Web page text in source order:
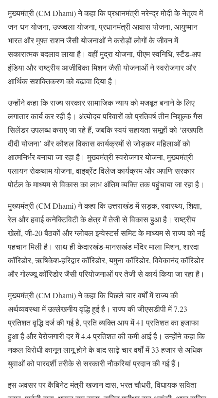
मुख्यमंत्री (CM Dhami) ने कहा कि प्रधानमंत्री नरेन्द्र मोदी के नेतृत्व में
जन-धन योजना, उज्ज्वला योजना, प्रधानमंत्री आवास योजना, आयुष्मान
भारत और मुफ्त राशन जैसी योजनाओं ने करोड़ों लोगों के जीवन में
सकारात्मक बदलाव लाया है। वहीं मुद्रा योजना, पीएम स्वनिधि, स्टैंड-अप
इंडिया और राष्ट्रीय आजीविका मिशन जैसी योजनाओं ने स्वरोजगार और
आर्थिक सशक्तिकरण को बढ़ावा दिया है।
उन्होंने कहा कि राज्य सरकार सामाजिक न्याय को मजबूत बनाने के लिए
लगातार कार्य कर रही है। अंत्योदय परिवारों को प्रतिवर्ष तीन निशुल्क गैस
सिलेंडर उपलब्ध कराए जा रहे हैं, जबकि स्वयं सहायता समूहों को ‘लखपति
दीदी योजना’ और कौशल विकास कार्यक्रमों से जोड़कर महिलाओं को
आत्मनिर्भर बनाया जा रहा है। मुख्यमंत्री स्वरोजगार योजना, मुख्यमंत्री
पलायन रोकथाम योजना, वाइब्रेंट विलेज कार्यक्रम और अपणि सरकार
पोर्टल के माध्यम से विकास का लाभ अंतिम व्यक्ति तक पहुंचाया जा रहा है।
मुख्यमंत्री (CM Dhami) ने कहा कि उत्तराखंड में सड़क, स्वास्थ्य, शिक्षा,
रेल और हवाई कनेक्टिविटी के क्षेत्र में तेजी से विकास हुआ है। राष्ट्रीय
खेलों, जी-20 बैठकों और ग्लोबल इन्वेस्टर्स समिट के माध्यम से राज्य को नई
पहचान मिली है। साथ ही केदारखंड-मानसखंड मंदिर माला मिशन, शारदा
कॉरिडोर, ऋषिकेश-हरिद्वार कॉरिडोर, यमुना कॉरिडोर, विवेकानंद कॉरिडोर
और गोल्ज्यू कॉरिडोर जैसी परियोजनाओं पर तेजी से कार्य किया जा रहा है।
मुख्यमंत्री (CM Dhami) ने कहा कि पिछले चार वर्षों में राज्य की
अर्थव्यवस्था में उल्लेखनीय वृद्धि हुई है। राज्य की जीएसडीपी में 7.23
प्रतिशत वृद्धि दर्ज की गई है, प्रति व्यक्ति आय में 41 प्रतिशत का इजाफा
हुआ है और बेरोजगारी दर में 4.4 प्रतिशत की कमी आई है। उन्होंने कहा कि
नकल विरोधी कानून लागू होने के बाद साढ़े चार वर्षों में 33 हजार से अधिक
युवाओं को पारदर्शी तरीके से सरकारी नौकरियां प्रदान की गई हैं।
इस अवसर पर कैबिनेट मंत्री खजान दास, भरत चौधरी, विधायक सविता